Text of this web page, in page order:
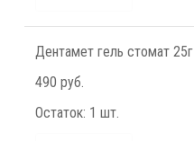
Дентамет гель стомат 25г
490 руб.
Остаток: 1 шт.